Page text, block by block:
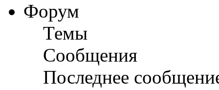
Форум
Темы
Сообщения
Последнее